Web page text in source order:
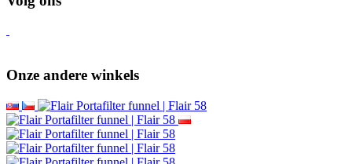
Goede klacht
Opzegging van het contract
Nieuwsbrief - bescherming van persoonlijke gegevens
Sitemap
Merken
Recensies